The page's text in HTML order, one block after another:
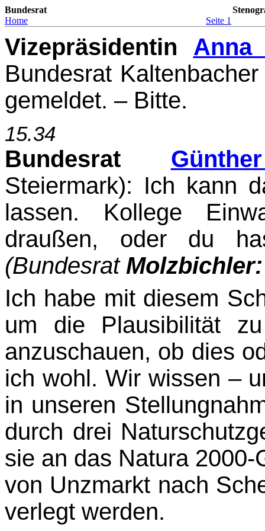
Bundesrat
Home
Seite 1
Vizepräsidentin Anna
Bundesrat
gemeldet. – Bitte.
15.34
Bundesrat
Steiermark): Ich kann
lassen. Kollege
draußen, oder du
(Bundesrat Molzbichler:
Ich habe mit diesem
um die Plausibilität
anzuschauen, ob dies
ich wohl. Wir wissen –
in unseren
durch drei
sie an das Na­tura
von Unzmarkt nach
verlegt werden.